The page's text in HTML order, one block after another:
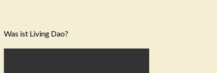
Was ist Living Dao?